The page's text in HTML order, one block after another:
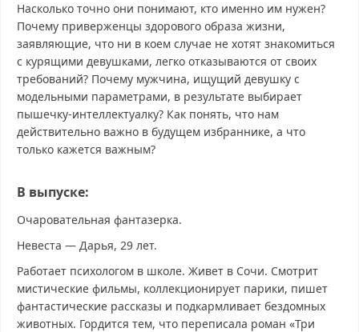
Насколько точно они понимают, кто именно им нужен?
Почему приверженцы здорового образа жизни,
заявляющие, что ни в коем случае не хотят знакомиться
с курящими девушками, легко отказываются от своих
требований? Почему мужчина, ищущий девушку с
модельными параметрами, в результате выбирает
пышечку-интеллектуалку? Как понять, что нам
действительно важно в будущем избраннике, а что
только кажется важным?
В выпуске:
Очаровательная фантазерка.
Невеста — Дарья, 29 лет.
Работает психологом в школе. Живет в Сочи. Смотрит
мистические фильмы, коллекционирует парики, пишет
фантастические рассказы и подкармливает бездомных
животных. Гордится тем, что переписала роман «Три